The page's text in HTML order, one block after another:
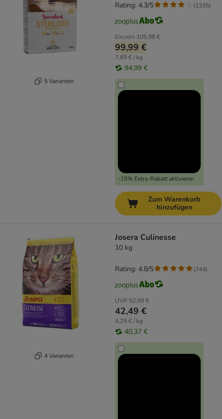
5 Varianten
Einzeln 105,98 €
99,99 €
7,69 € / kg
94,99 €
-15% Extra-Rabatt aktivieren
Rating: 4.3/5 (2335)
Zum Warenkorb
hinzufügen
4 Varianten
Josera Culinesse
10 kg
UVP 52,99 €
42,49 €
4,25 € / kg
40,37 €
Rating: 4.8/5 (744)